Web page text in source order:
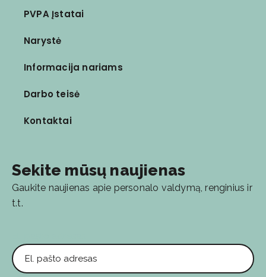
PVPA Įstatai
Narystė
Informacija nariams
Darbo teisė
Kontaktai
Sekite mūsų naujienas
Gaukite naujienas apie personalo valdymą, renginius ir
t.t.